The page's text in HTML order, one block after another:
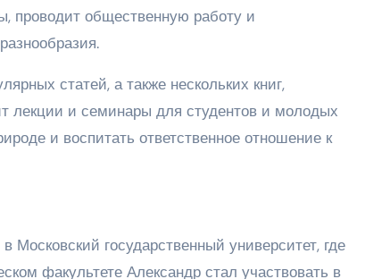
проводит общественную работу и
статей, а также нескольких книг,
лекции и семинары для студентов и молодых
и воспитать ответственное отношение к
государственный университет, где
факультете Александр стал участвовать в